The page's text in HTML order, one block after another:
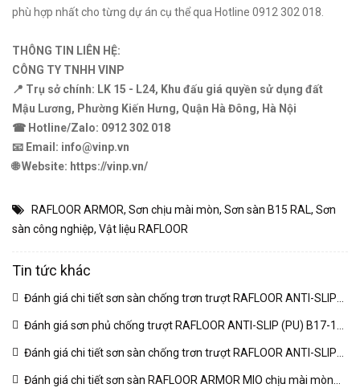
phù hợp nhất cho từng dự án cụ thể qua Hotline 0912 302 018.
THÔNG TIN LIÊN HỆ:
CÔNG TY TNHH VINP
📍 Trụ sở chính: LK 15 - L24, Khu đấu giá quyền sử dụng đất
Mậu Lương, Phường Kiến Hưng, Quận Hà Đông, Hà Nội
☎ Hotline/Zalo: 0912 302 018
📧 Email: info@vinp.vn
🌐 Website: https://vinp.vn/
RAFLOOR ARMOR, Sơn chịu mài mòn, Sơn sàn B15 RAL, Sơn
sàn công nghiệp, Vật liệu RAFLOOR
Tin tức khác
Đánh giá chi tiết sơn sàn chống trơn trượt RAFLOOR ANTI-SLIP
MIO B18 RAL | VINP
(04/03/2026)
Đánh giá sơn phủ chống trượt RAFLOOR ANTI-SLIP (PU) B17-1
RAL chuyên sâu | VINP
(04/03/2026)
Đánh giá chi tiết sơn sàn chống trơn trượt RAFLOOR ANTI-SLIP
B17 RAL | VINP
Đánh giá chi tiết sơn sàn RAFLOOR ARMOR MIO chịu mài mòn